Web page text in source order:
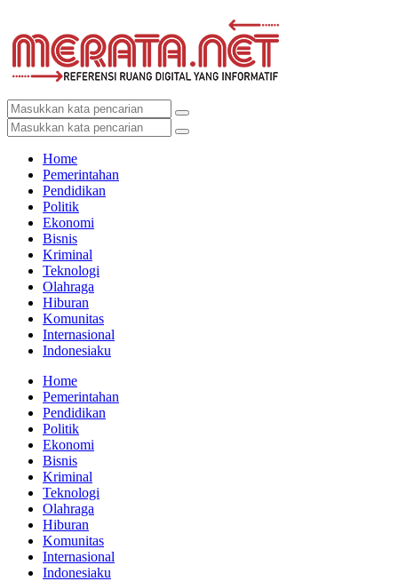
Home
Pemerintahan
Pendidikan
Politik
Ekonomi
Bisnis
Kriminal
Teknologi
Olahraga
Hiburan
Komunitas
Internasional
Indonesiaku
Home
Pemerintahan
Pendidikan
Politik
Ekonomi
Bisnis
Kriminal
Teknologi
Olahraga
Hiburan
Komunitas
Internasional
Indonesiaku